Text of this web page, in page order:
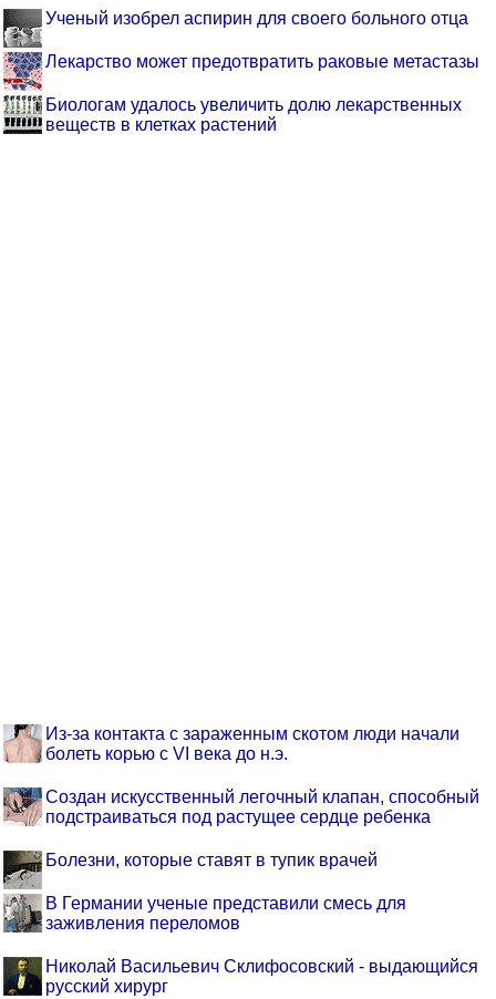
Ученый изобрел аспирин для своего больного отца
Лекарство может предотвратить раковые метастазы
Биологам удалось увеличить долю лекарственных
веществ в клетках растений
Из-за контакта с зараженным скотом люди начали
болеть корью с VI века до н.э.
Создан искусственный легочный клапан, способный
подстраиваться под растущее сердце ребенка
Болезни, которые ставят в тупик врачей
В Германии ученые представили смесь для
заживления переломов
Николай Васильевич Склифосовский - выдающийся
русский хирург